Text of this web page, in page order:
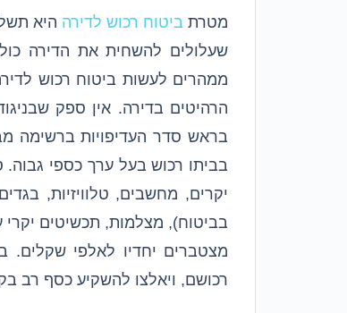
מטרת ביטוח רכוש לדירה היא
שעלולים להשחית את הדירה
ממהרים לעשות ביטוח רכוש
הרהיטים בדירה. אין ספק
בראש סדר העדיפויות ברשימה
בביתו רכוש בעל ערך כספי
יקרים, מחשבים, טלוויזיות,
בביטוח), מצלמות, תכשיטים יקרי
מצטברים יחדיו לאלפי שקלים.
רכושם, ויאלצו להשקיע כסף רב